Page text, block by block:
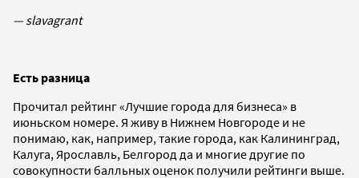
— slavagrant
Есть разница
Прочитал рейтинг «Лучшие города для бизнеса» в
июньском номере. Я живу в Нижнем Новгороде и не
понимаю, как, например, такие города, как Калининград,
Калуга, Ярославль, Белгород да и многие другие по
совокупности балльных оценок получили рейтинги выше.